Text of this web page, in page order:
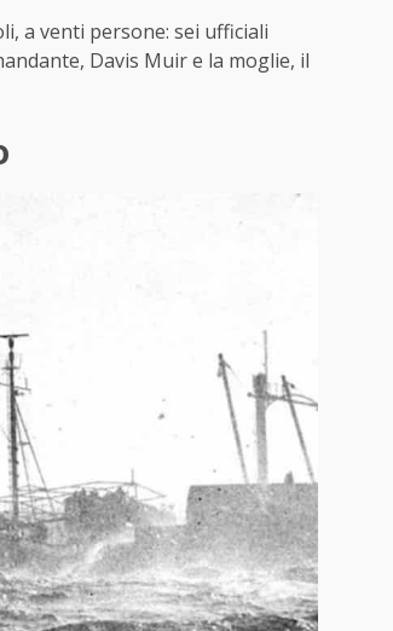
a venti persone: sei ufficiali
Davis Muir e la moglie, il